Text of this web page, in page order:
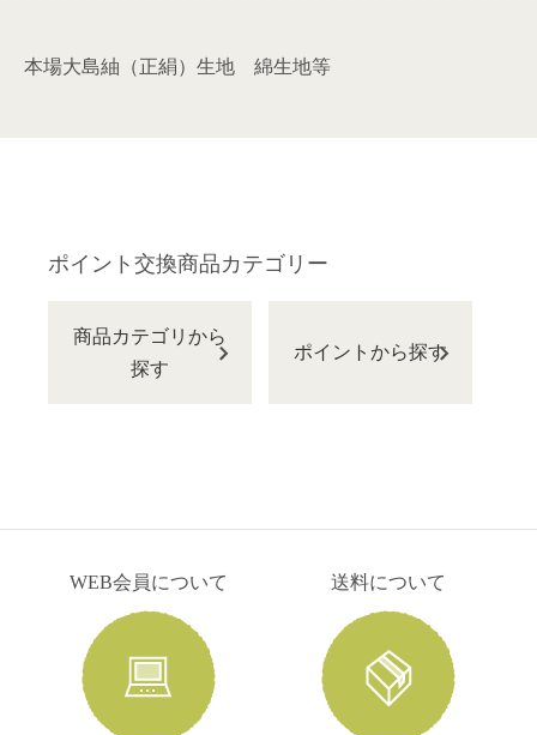
本場大島紬（正絹）生地 綿生地等
ポイント交換商品カテゴリー
商品カテゴリから
探す
ポイントから探す
WEB会員について 送料について